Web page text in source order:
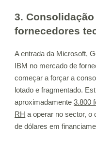
3.
fornecedores
A entrada da Microsoft,
IBM no mercado de
começar a forçar a
lotado e fragmentado.
aproximadamente3.800
RH a operar no sector, o
de dólares em